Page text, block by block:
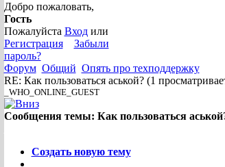
Добро пожаловать,
Гость
Пожалуйста Входили
Регистрация
Забыли
пароль?
Форум Общий Опять про техподдержку
RE: Как пользоваться аськой? (1
_WHO_ONLINE_GUEST
Сообщения темы: Как пользоваться
Создать новую тему